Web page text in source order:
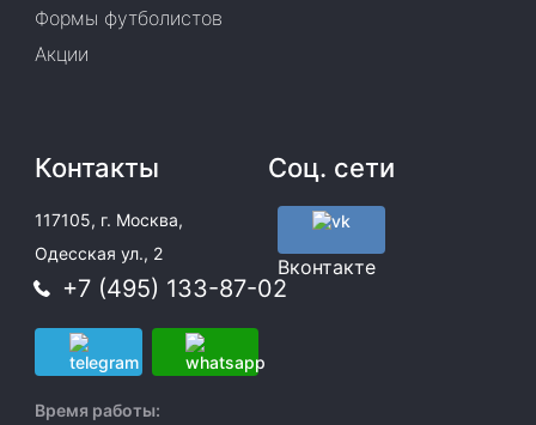
Формы футболистов
Акции
Контакты
117105, г. Москва,
Одесская ул., 2
+7 (495) 133-87-02
Время работы:
Соц. сети
Вконтакте